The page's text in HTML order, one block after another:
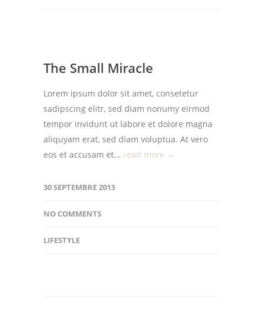
The Small Miracle
Lorem ipsum dolor sit amet, consetetur
sadipscing elitr, sed diam nonumy eirmod
tempor invidunt ut labore et dolore magna
aliquyam erat, sed diam voluptua. At vero
eos et accusam et... read more →
30 SEPTEMBRE 2013
NO COMMENTS
LIFESTYLE